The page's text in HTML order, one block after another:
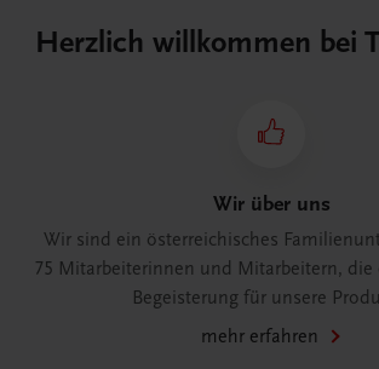
Herzlich willkommen bei
Wir über uns
Wir sind ein österreichisches
75 Mitarbeiterinnen und Mitarbeitern, die
Begeisterung für unsere
mehr erfahren